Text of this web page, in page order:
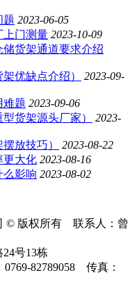
题 2023-06-05
上门测量 2023-10-09
货架通道要求介绍
优缺点介绍）
2023-09-
难题 2023-09-06
货架源头厂家）
2023-
放技巧）
2023-08-22
更大化 2023-08-16
么影响 2023-08-02
© 版权所有 联系人：曾
号13栋
82789058 传真：